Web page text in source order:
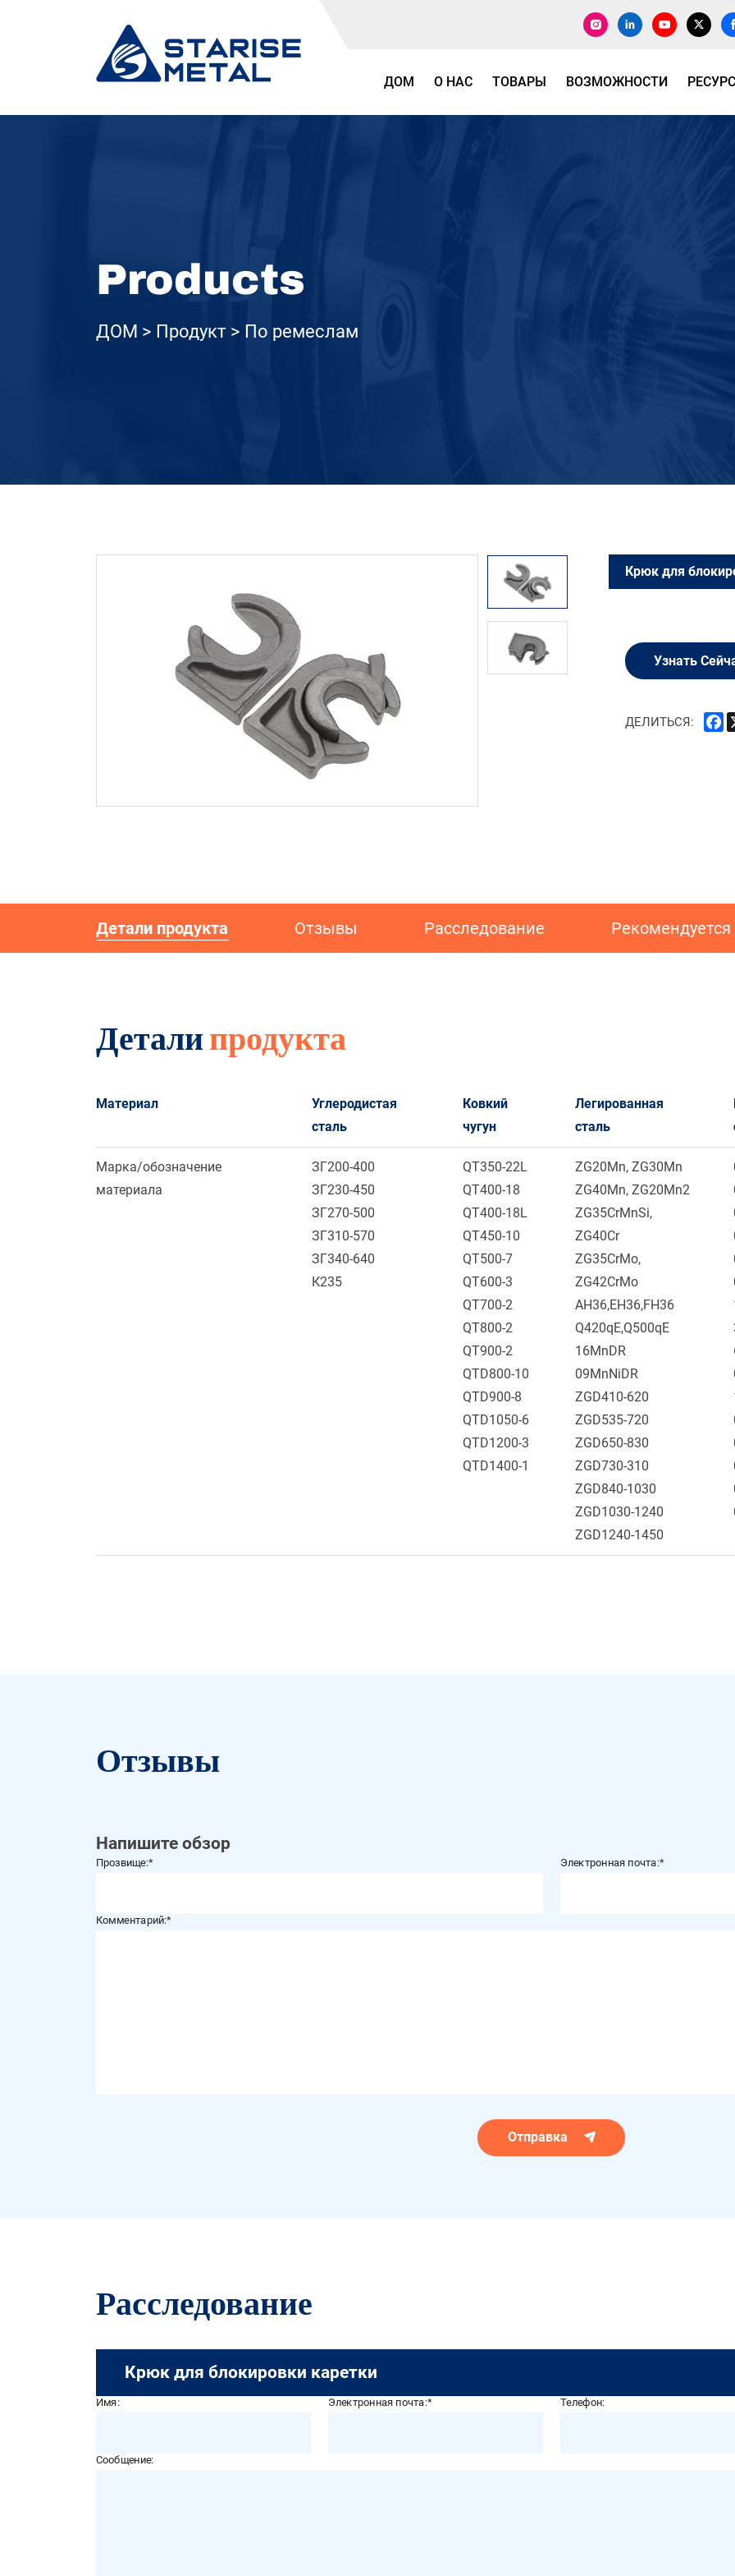
ДОМ О НАС ТОВАРЫ ВОЗМОЖНОСТИ
Products
ДОМ Продукт По ремеслам
Крюк для
Узнать
ДЕЛИТЬСЯ:
Детали продукта Отзывы Расследование
Детали продукта
Материал
Углеродистая
сталь
Ковкий
чугун
Легированная
сталь
Марка/обозначение
материала
ЗГ200-400
ЗГ230-450
ЗГ270-500
ЗГ310-570
ЗГ340-640
К235
QT350-22L
QT400-18
QT400-18L
QT450-10
QT500-7
QT600-3
QT700-2
QT800-2
QT900-2
QTD800-10
QTD900-8
QTD1050-6
QTD1200-3
QTD1400-1
ZG20Mn, ZG30Mn
ZG40Mn, ZG20Mn2
ZG35CrMnSi,
ZG40Cr
ZG35CrMo,
ZG42CrMo
AH36,EH36,FH36
Q420qE,Q500qE
16MnDR
09MnNiDR
ZGD410-620
ZGD535-720
ZGD650-830
ZGD730-310
ZGD840-1030
ZGD1030-1240
ZGD1240-1450
Отзывы
Напишите обзор
Прозвище: Электронная почта:
Комментарий:
Отправка
Расследование
Крюк для блокировки каретки
Имя: Электронная почта: Телефон:
Сообщение: